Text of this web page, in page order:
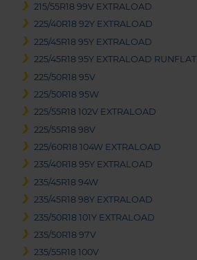
215/55R18 99V EXTRALOAD
225/40R18 92Y EXTRALOAD
225/45R18 95Y EXTRALOAD
225/45R18 95Y EXTRALOAD RUNFLAT
225/50R18 95V
225/50R18 95W
225/55R18 102V EXTRALOAD
225/55R18 98V
225/60R18 104W EXTRALOAD
235/40R18 95Y EXTRALOAD
235/45R18 94W
235/45R18 98Y EXTRALOAD
235/50R18 101Y EXTRALOAD
235/50R18 97V
235/55R18 100V